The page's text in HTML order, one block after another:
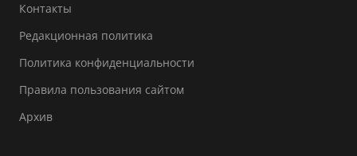
Контакты
Редакционная политика
Политика конфиденциальности
Правила пользования сайтом
Архив